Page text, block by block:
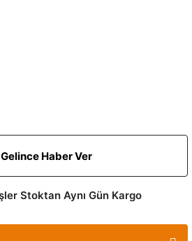
Gelince Haber Ver
Stoktan Aynı Gün Kargo